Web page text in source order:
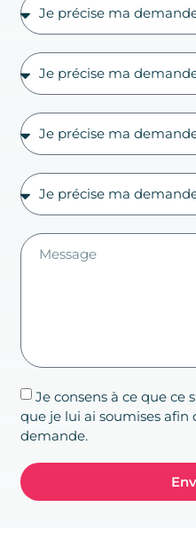
Je consens à ce que ce
que je lui ai soumises afin
demande.